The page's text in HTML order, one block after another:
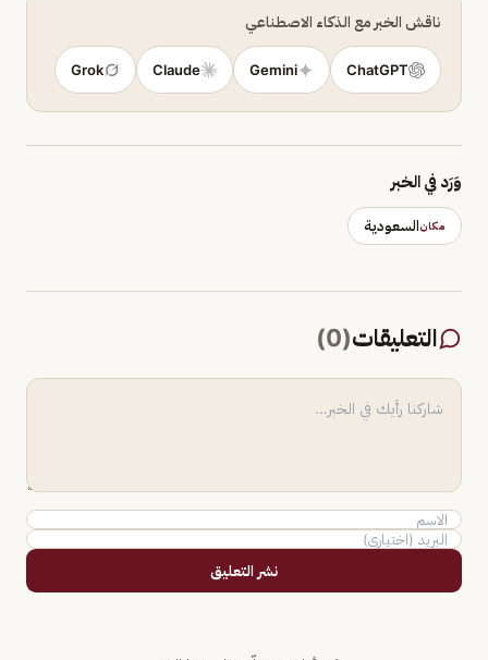
ناقش الخبر مع الذكاء الاصطناعي
ChatGPT
Gemini
Claude
Grok
وَرَد في الخبر
مكانالسعودية
التعليقات(
0
)
نشر التعليق